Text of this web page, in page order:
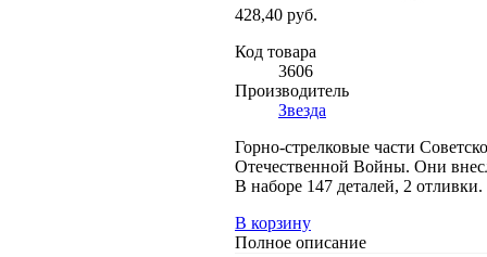
428,40 руб.
Код товара
3606
Производитель
Звезда
Горно-стрелковые части
Отечественной Войны. Они
В наборе 147 деталей, 2
В корзину
Полное описание